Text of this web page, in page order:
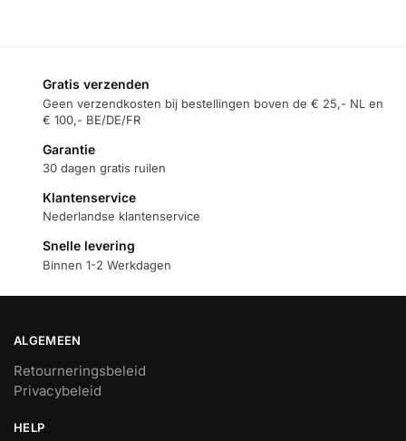
Gratis verzenden
Geen verzendkosten bij bestellingen boven de € 25,- NL en
€ 100,- BE/DE/FR
Garantie
30 dagen gratis ruilen
Klantenservice
Nederlandse klantenservice
Snelle levering
Binnen 1-2 Werkdagen
ALGEMEEN
Retourneringsbeleid
Privacybeleid
HELP